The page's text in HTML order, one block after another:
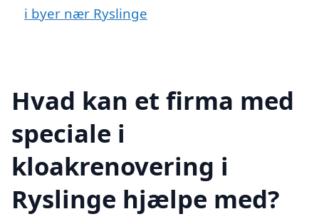
i byer nær Ryslinge
Hvad kan et firma med
speciale i
kloakrenovering i
Ryslinge hjælpe med?